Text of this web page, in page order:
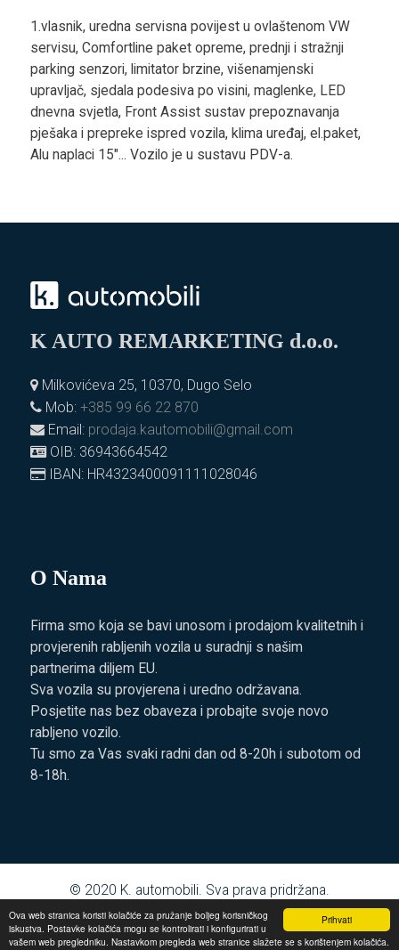
Prihvati
Ova web stranica koristi kolačiće za pružanje boljeg korisničkog
iskustva. Postavke kolačića mogu se kontrolirati i konfigurirati u
vašem web pregledniku. Nastavkom pregleda web stranice slažete se s korištenjem kolačića.
1.vlasnik, uredna servisna povijest u ovlaštenom VW
servisu, Comfortline paket opreme, prednji i stražnji
parking senzori, limitator brzine, višenamjenski
upravljač, sjedala podesiva po visini, maglenke, LED
dnevna svjetla, Front Assist sustav prepoznavanja
pješaka i prepreke ispred vozila, klima uređaj, el.paket,
Alu naplaci 15"... Vozilo je u sustavu PDV-a.
K AUTO REMARKETING d.o.o.
Milkovićeva 25, 10370, Dugo Selo
Mob: +385 99 66 22 870
Email: prodaja.kautomobili@gmail.com
OIB: 36943664542
IBAN: HR4323400091111028046
O Nama
Firma smo koja se bavi unosom i prodajom kvalitetnih i
provjerenih rabljenih vozila u suradnji s našim
partnerima diljem EU.
Sva vozila su provjerena i uredno održavana.
Posjetite nas bez obaveza i probajte svoje novo
rabljeno vozilo.
Tu smo za Vas svaki radni dan od 8-20h i subotom od
8-18h.
© 2020 K. automobili. Sva prava pridržana.